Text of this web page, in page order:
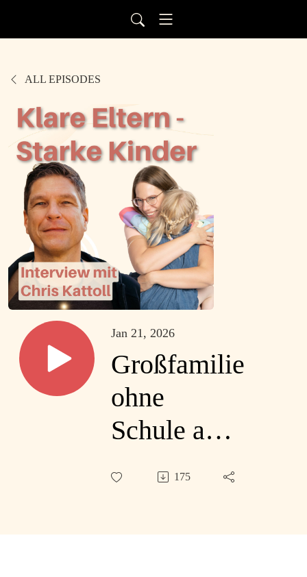
ALL EPISODES
Jan 21, 2026
Großfamilie
ohne
Schule auf
Weltreise:
175